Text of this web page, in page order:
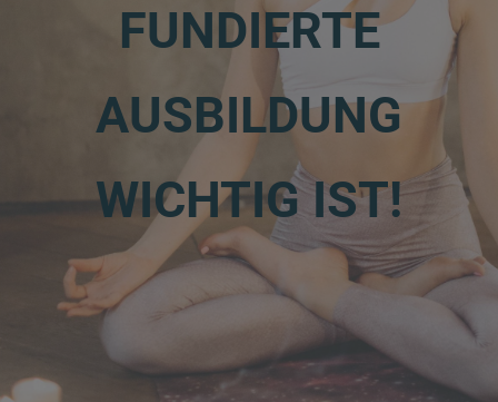
FUNDIERTE
AUSBILDUNG
WICHTIG IST!